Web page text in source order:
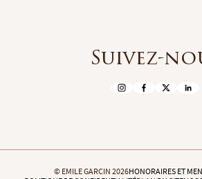
Suivez-
© EMILE GARCIN 2026HONORAIRES ET